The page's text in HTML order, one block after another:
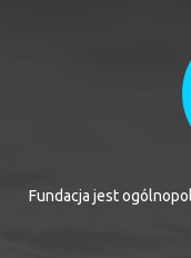
Fundacja jest